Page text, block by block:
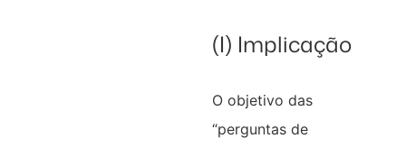
(I) Implicação
O objetivo das
“perguntas de